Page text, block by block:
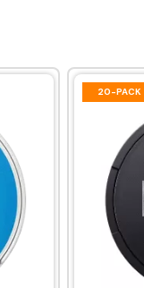
20-PACK